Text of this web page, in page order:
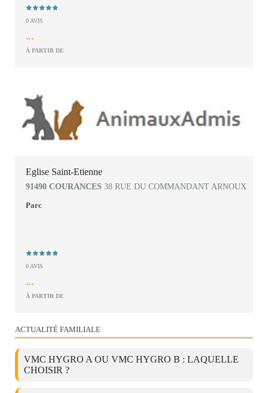
0 AVIS
...
À PARTIR DE
Eglise Saint-Etienne
91490 COURANCES 38 RUE DU COMMANDANT ARNOUX
Parc
0 AVIS
...
À PARTIR DE
ACTUALITÉ FAMILIALE
VMC HYGRO A OU VMC HYGRO B : LAQUELLE
CHOISIR ?